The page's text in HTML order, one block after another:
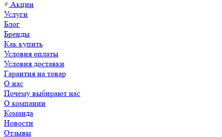
Акции
Услуги
Блог
Бренды
Как купить
Условия оплаты
Условия доставки
Гарантия на товар
О нас
Почему выбирают нас
О компании
Команда
Новости
Отзывы